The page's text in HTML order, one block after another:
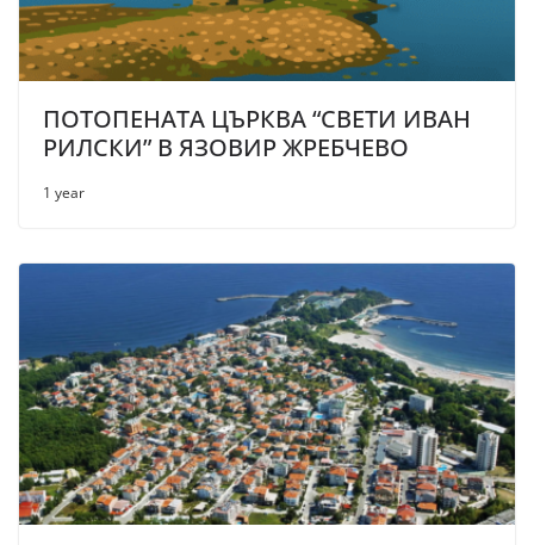
ПОТОПЕНАТА ЦЪРКВА “СВЕТИ ИВАН
РИЛСКИ” В ЯЗОВИР ЖРЕБЧЕВО
1 year